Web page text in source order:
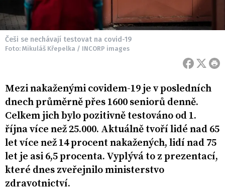
Češi se nechávají testovat na covid-19
Foto: Mikuláš Křepelka / INCORP images
Mezi nakaženými covidem-19 je v posledních
dnech průměrně přes 1600 seniorů denně.
Celkem jich bylo pozitivně testováno od 1.
října více než 25.000. Aktuálně tvoří lidé nad 65
let více než 14 procent nakažených, lidí nad 75
let je asi 6,5 procenta. Vyplývá to z prezentací,
které dnes zveřejnilo ministerstvo
zdravotnictví.